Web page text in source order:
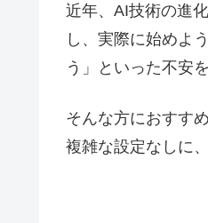
近年、AI技術の進
し、実際に始めよ
う」といった不安
そんな方におすす
複雑な設定なしに